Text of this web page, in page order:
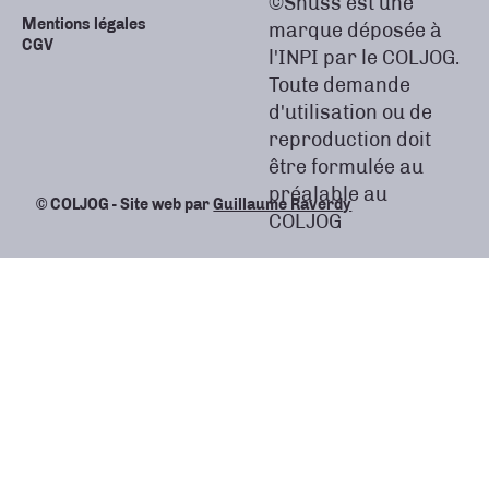
Mentions légales
CGV
© COLJOG - Site web parGuillaume Raverdy
marque déposée à
l'INPI par le COLJOG.
Toute demande
d'utilisation ou de
reproduction doit
être formulée au
préalable au
COLJOG